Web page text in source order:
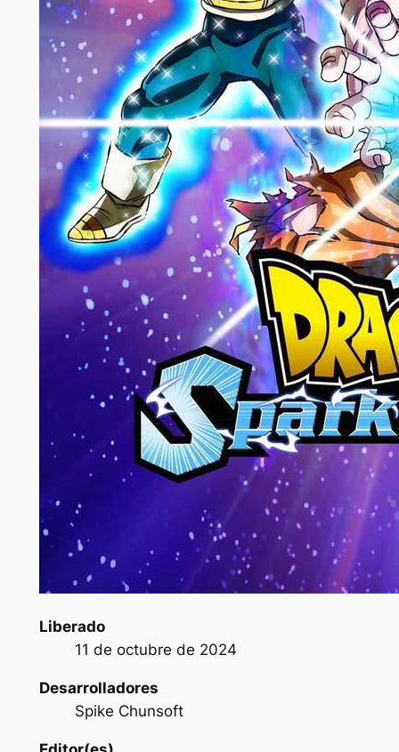
Liberado
11 de octubre de 2024
Desarrolladores
Spike Chunsoft